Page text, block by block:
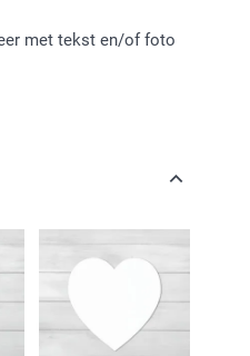
met tekst en/of foto